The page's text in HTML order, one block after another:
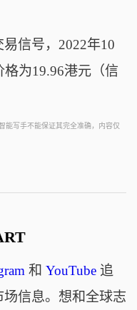
信号，2022年10
为19.96港元（信
能写手不能保证其完全准确，内容仅
和 YouTube追
信息。想和全球志